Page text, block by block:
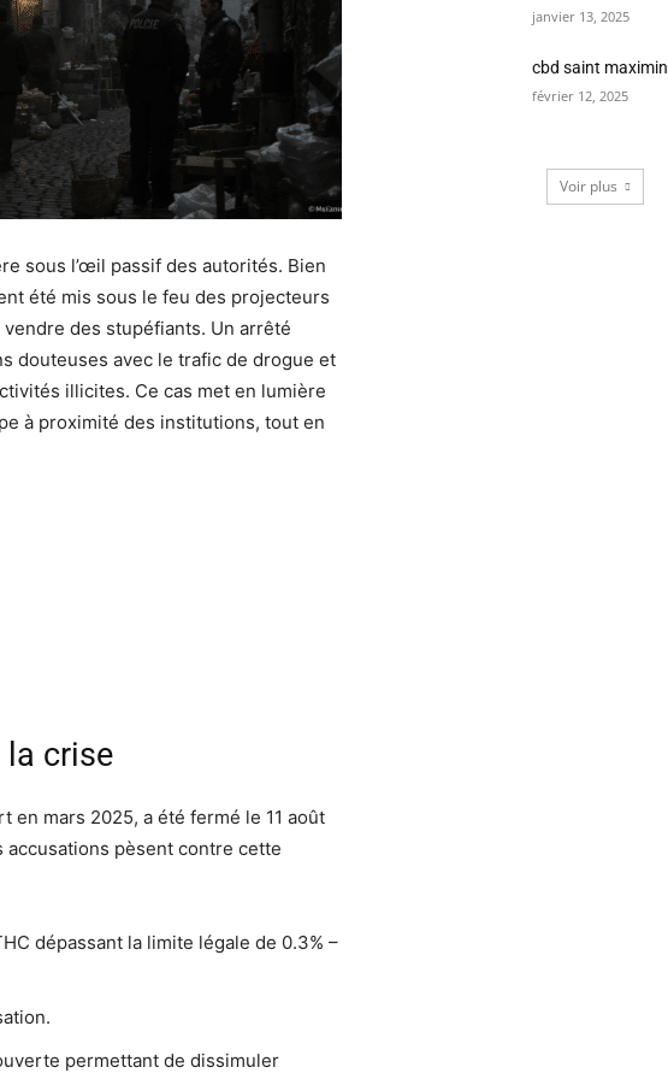
sous l’œil passif des autorités. Bien
été mis sous le feu des projecteurs
vendre des stupéfiants. Un arrêté
douteuses avec le trafic de drogue et
illicites. Ce cas met en lumière
à proximité des institutions, tout en
crise
en mars 2025, a été fermé le 11 août
pèsent contre cette
dépassant la limite légale de 0.3% –
permettant de dissimuler
janvier 13, 2025
cbd saint maximin
février 12, 2025
Voir plus